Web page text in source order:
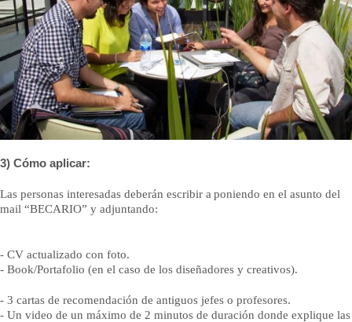
3) Cómo aplicar:
Las personas interesadas deberán escribir a poniendo en el asunto del
mail “BECARIO” y adjuntando:
- CV actualizado con foto.
- Book/Portafolio (en el caso de los diseñadores y creativos).
- 3 cartas de recomendación de antiguos jefes o profesores.
- Un video de un máximo de 2 minutos de duración donde explique las